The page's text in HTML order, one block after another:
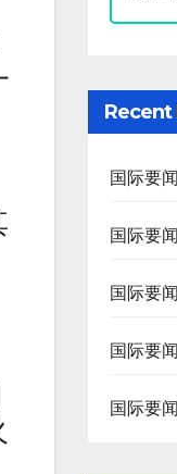
Recent
国际要
国际要
国际要
国际要
国际要